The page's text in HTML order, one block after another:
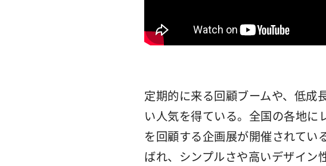
定期的に来る回顧ブームや、低成
い人気を得ている。全国の各地
を回顧する企画展が開催されて
ばれ、シンプルさや高いデザイン